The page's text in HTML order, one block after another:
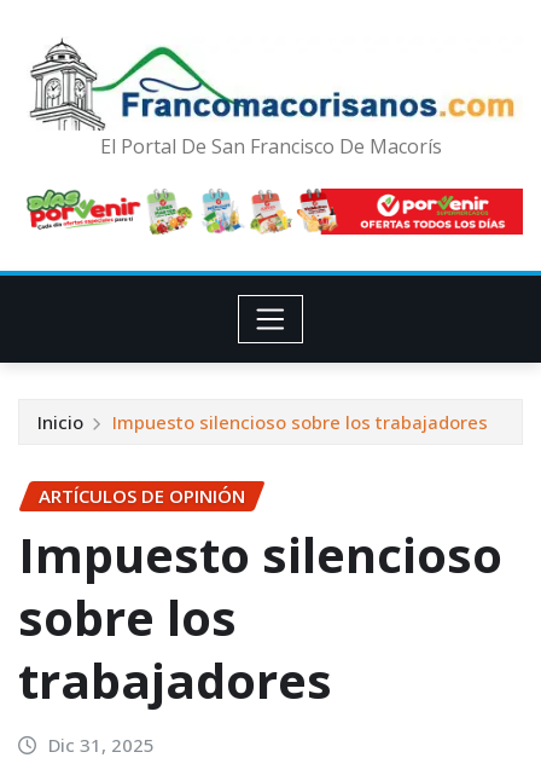
El Portal De San Francisco De Macorís
Inicio Impuesto silencioso sobre los trabajadores
ARTÍCULOS DE OPINIÓN
Impuesto silencioso
sobre los
trabajadores
Dic 31, 2025